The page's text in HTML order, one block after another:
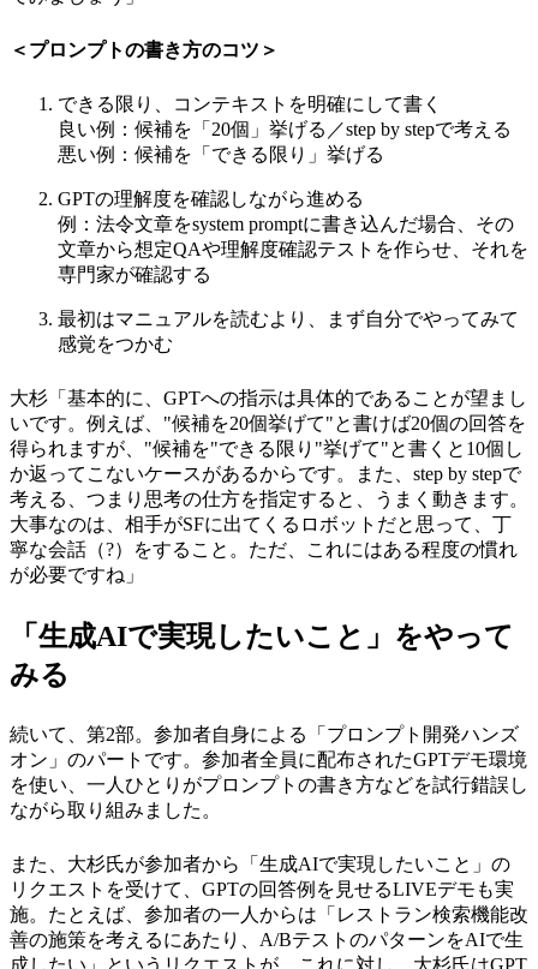
＜プロンプトの書き方のコツ＞
できる限り、コンテキストを明確にして書く
良い例：候補を「20個」挙げる／step by stepで考える
悪い例：候補を「できる限り」挙げる
GPTの理解度を確認しながら進める
例：法令文章をsystem promptに書き込んだ場合、その
文章から想定QAや理解度確認テストを作らせ、それを
専門家が確認する
最初はマニュアルを読むより、まず自分でやってみて
感覚をつかむ
大杉「基本的に、GPTへの指示は具体的であることが望まし
いです。例えば、"候補を20個挙げて"と書けば20個の回答を
得られますが、"候補を"できる限り"挙げて"と書くと10個し
か返ってこないケースがあるからです。また、step by stepで
考える、つまり思考の仕方を指定すると、うまく動きます。
大事なのは、相手がSFに出てくるロボットだと思って、丁
寧な会話（?）をすること。ただ、これにはある程度の慣れ
が必要ですね」
「生成AIで実現したいこと」をやって
みる
続いて、第2部。参加者自身による「プロンプト開発ハンズ
オン」のパートです。参加者全員に配布されたGPTデモ環境
を使い、一人ひとりがプロンプトの書き方などを試行錯誤し
ながら取り組みました。
また、大杉氏が参加者から「生成AIで実現したいこと」の
リクエストを受けて、GPTの回答例を見せるLIVEデモも実
施。たとえば、参加者の一人からは「レストラン検索機能改
善の施策を考えるにあたり、A/BテストのパターンをAIで生